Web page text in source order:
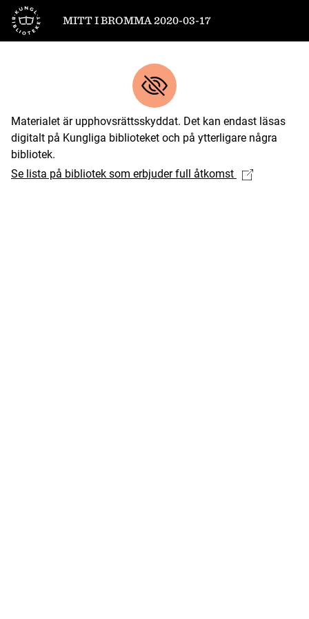
Till startsidan
MITT I BROMMA 2020-03-17
Materialet är upphovsrättsskyddat. Det kan endast läsas
digitalt på Kungliga biblioteket och på ytterligare några
bibliotek.
Se lista på bibliotek som erbjuder full åtkomst